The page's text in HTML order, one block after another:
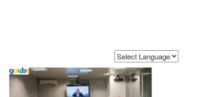
Powered by